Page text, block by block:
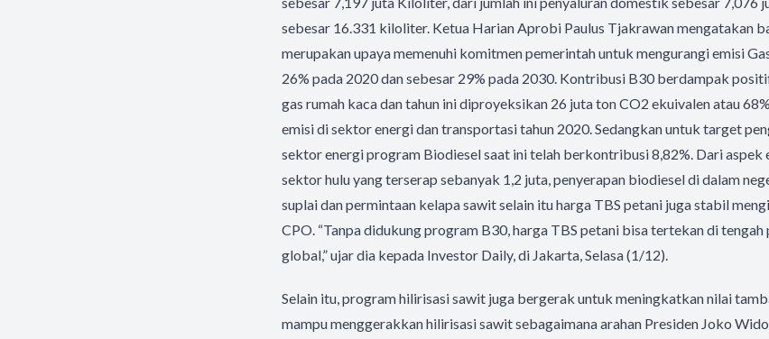
sebesar 16.331 kiloliter. Ketua Harian Aprobi Paulus Tjakrawan mengatakan
merupakan upaya memenuhi komitmen pemerintah untuk mengurangi emisi
26% pada 2020 dan sebesar 29% pada 2030. Kontribusi B30 berdampak
gas rumah kaca dan tahun ini diproyeksikan 26 juta ton CO2 ekuivalen atau
emisi di sektor energi dan transportasi tahun 2020. Sedangkan untuk target
sektor energi program Biodiesel saat ini telah berkontribusi 8,82%. Dari aspek
sektor hulu yang terserap sebanyak 1,2 juta, penyerapan biodiesel di dalam
suplai dan permintaan kelapa sawit selain itu harga TBS petani juga stabil
CPO. “Tanpa didukung program B30, harga TBS petani bisa tertekan di tengah
global,” ujar dia kepada Investor Daily, di Jakarta, Selasa (1/12).
Selain itu, program hilirisasi sawit juga bergerak untuk meningkatkan nilai
mampu menggerakkan hilirisasi sawit sebagaimana arahan Presiden Joko